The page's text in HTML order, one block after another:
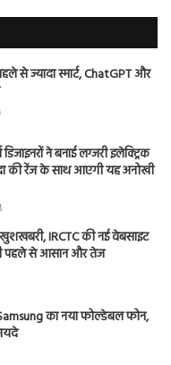
से ज्यादा स्मार्ट, ChatGPT और
ने बनाई लग्जरी इलेक्ट्रिक
की रेंज के साथ आएगी यह अनोखी
IRCTC की नई वेबसाइट
पहले से आसान और तेज
का नया फोल्डेबल फोन,